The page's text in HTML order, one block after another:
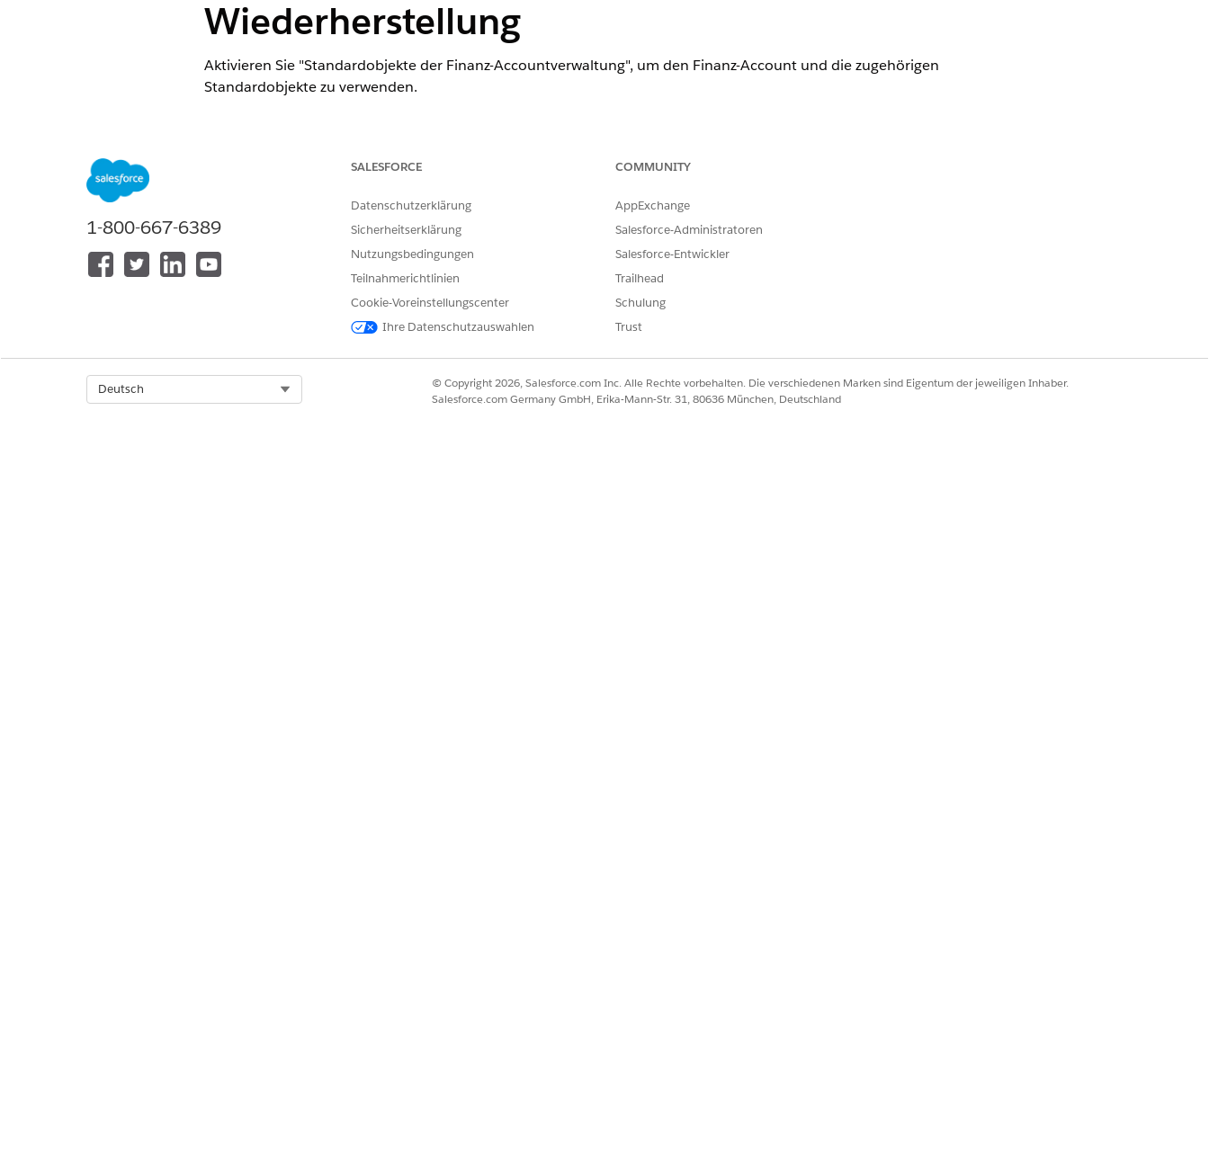
Wiederherstellung
Aktivieren Sie "Standardobjekte der Finanz-Accountverwaltung", um den Finanz-Account und die zugehörigen
Standardobjekte zu verwenden.
Verfügbarkeit: Lightning Experience
ERFORDERLICHE BENUTZERBERECHTIGUNGEN
Aktivieren von Standardobjekten der Finanz-Accountverwaltung:
Industry Service Excellence ODER Industry Sales Excellence
UND
OmniStudio-Benutzer
Financial Services Cloud-Erweiterung ODER FSC-Grundlage
1-800-667-6389
SALESFORCE
Datenschutzerklärung
Sicherheitserklärung
Nutzungsbedingungen
Teilnahmerichtlinien
Cookie-Voreinstellungscenter
Ihre Datenschutzauswahlen
COMMUNITY
AppExchange
Salesforce-Administratoren
Salesforce-Entwickler
Trailhead
Schulung
Trust
Deutsch
© Copyright 2026, Salesforce.com Inc. Alle Rechte vorbehalten. Die verschiedenen Marken sind Eigentum der jeweiligen Inhaber.
Salesforce.com Germany GmbH, Erika-Mann-Str. 31, 80636 München, Deutschland